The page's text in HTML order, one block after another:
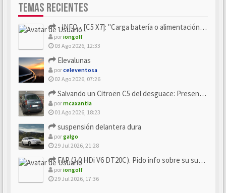
TEMAS RECIENTES
- INFO - [C5 X7]: "Carga batería o alimentación eléctri...
poriongolf
03 Ago 2026, 12:33
Elevalunas
porceleventosa
02 Ago 2026, 07:26
Salvando un Citroën C5 del desguace: Presentación y seguimiento
pormcaxantia
01 Ago 2026, 18:23
suspensión delantera dura
porgalgo
29 Jul 2026, 21:28
FAP (3.0 HDi V6 DT20C). Pido info sobre su sustitución
poriongolf
29 Jul 2026, 17:36